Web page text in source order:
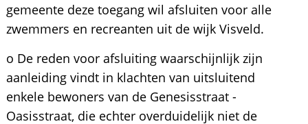
gemeente deze toegang wil afsluiten voor alle
zwemmers en recreanten uit de wijk Visveld.
o De reden voor afsluiting waarschijnlijk zijn
aanleiding vindt in klachten van uitsluitend
enkele bewoners van de Genesisstraat -
Oasisstraat, die echter overduidelijk niet de